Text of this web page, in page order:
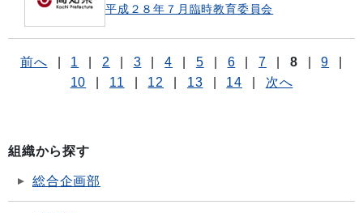
平成２８年７月臨時教育委員会
前へ 1 2 3 4 5 6 7 8 9
10
11 12 13 14 次へ
組織から探す
総合企画部